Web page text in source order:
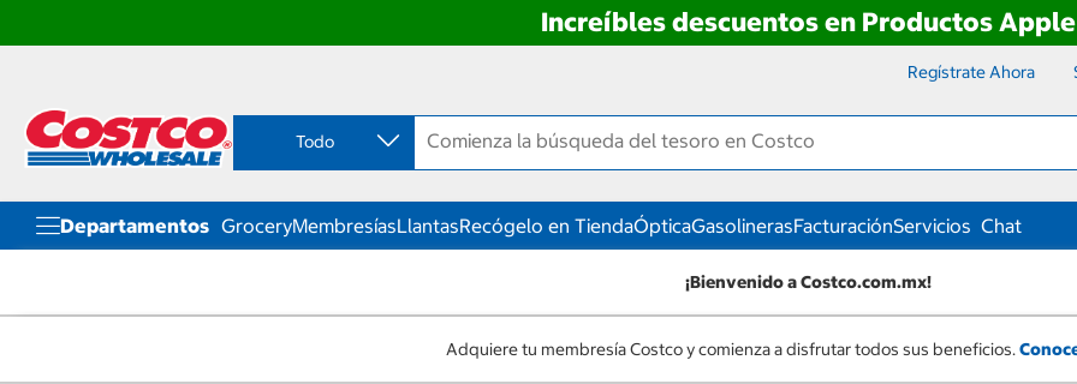
Increíbles descuentos en Productos Apple
contenido
menú
navegación
Regístrate Ahora
Todo
Departamentos GroceryMembresíasLlantasRecógelo en TiendaÓpticaGasolinerasFacturaciónServicios Chat
¡Bienvenido a Costco.com.mx!
Adquiere tu membresía Costco y comienza a disfrutar todos sus beneficios.